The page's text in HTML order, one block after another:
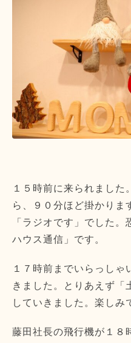
１５時前に来られました
ら、９０分ほど掛かりま
「ラジオです」でした
ハウス通信」です。
１７時前までいらっしゃ
きました。とりあえず「
していきました。楽しみ
藤田社長の飛行機が１８